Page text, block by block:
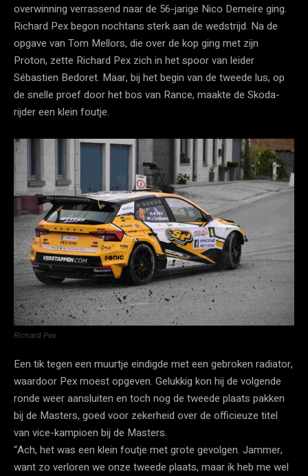
overwinning verrassend naar de 56-jarige Nico Demeire ging.
Richard Pex begon nochtans sterk aan de wedstrijd. Na de
opgave van Tom Mellors, die over de kop ging met zijn
Proton, zette Richard Pex zich in het spoor van leider
Sébastien Bedoret. Maar, bij het begin van de tweede lus, op
de snelle proef door het bos van Rance, maakte de Skoda-
rijder een klein foutje.
Richard Pex
Een tik tegen een muurtje eindigde met een gebroken radiator,
waardoor Pex moest opgeven. Gelukkig kon hij de volgende
ronde weer aansluiten en toch nog de tweede plaats pakken
bij de Masters, goed voor zekerheid over de officieuze titel
van vice-kampioen bij de Masters.
“Ach, het was een klein foutje met grote gevolgen. Jammer,
want zo verloren we onze tweede plaats, maar ik heb me wel